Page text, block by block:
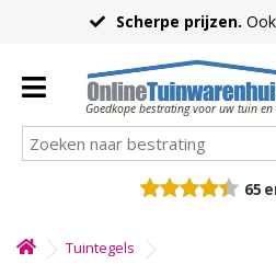
Scherpe prijzen.
Goedkope bestrating voor uw tuin en
65
Tuintegels